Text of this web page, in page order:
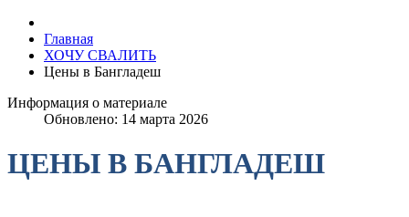
Главная
ХОЧУ СВАЛИТЬ
Цены в Бангладеш
Информация о материале
Обновлено: 14 марта 2026
ЦЕНЫ В БАНГЛАДЕШ